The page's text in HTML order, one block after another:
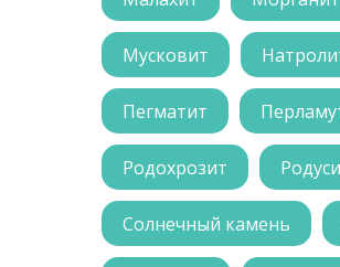
Мусковит
Пегматит
Родохрозит
Солнечный камень